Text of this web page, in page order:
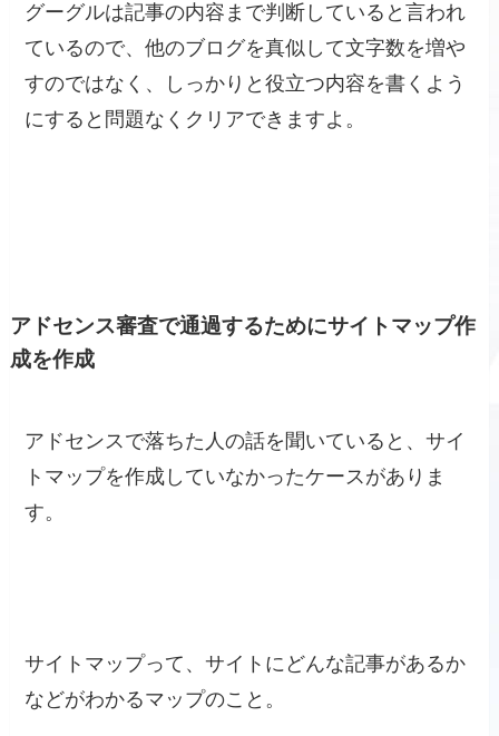
グーグルは記事の内容まで判断していると言われ
ているので、他のブログを真似して文字数を増や
すのではなく、しっかりと役立つ内容を書くよう
にすると問題なくクリアできますよ。
アドセンス審査で通過するためにサイトマップ作
成を作成
アドセンスで落ちた人の話を聞いていると、サイ
トマップを作成していなかったケースがありま
す。
サイトマップって、サイトにどんな記事があるか
などがわかるマップのこと。